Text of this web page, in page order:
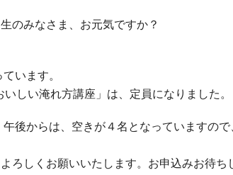
のみなさま、お元気ですか？
います。
しい淹れ方講座」は、定員になりました。
後からは、空きが４名となっていますの
ろしくお願いいたします。お申込みお待ち